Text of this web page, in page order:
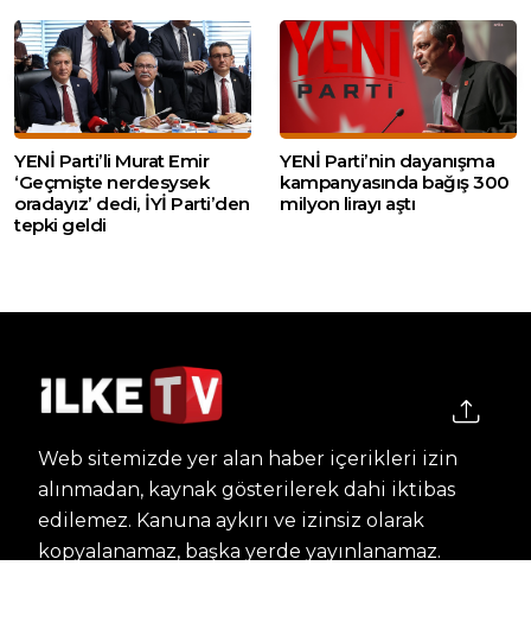
YENİ Parti’li Murat Emir
‘Geçmişte nerdesysek
oradayız’ dedi, İYİ Parti’den
tepki geldi
YENİ Parti’nin dayanışma
kampanyasında bağış 300
milyon lirayı aştı
Web sitemizde yer alan haber içerikleri izin
alınmadan, kaynak gösterilerek dahi iktibas
edilemez. Kanuna aykırı ve izinsiz olarak
kopyalanamaz, başka yerde yayınlanamaz.